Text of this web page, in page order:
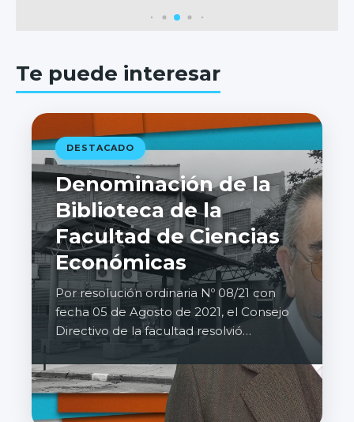
Te puede interesar
DESTACADO
Denominación de la
Biblioteca de la
Facultad de Ciencias
Económicas
Por resolución ordinaria Nº 08/21 con
fecha 05 de Agosto de 2021, el Consejo
Directivo de la facultad resolvió
el nombre de "Profesor Eusebio Cleto
del Rey".